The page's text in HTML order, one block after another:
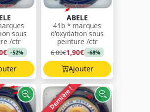
sous
/ctr
-52%
ABELE
41b * marques
d'oxydation sous
peinture /ctr
6,00€1,90€ -68%
Ajouter
Dernière !